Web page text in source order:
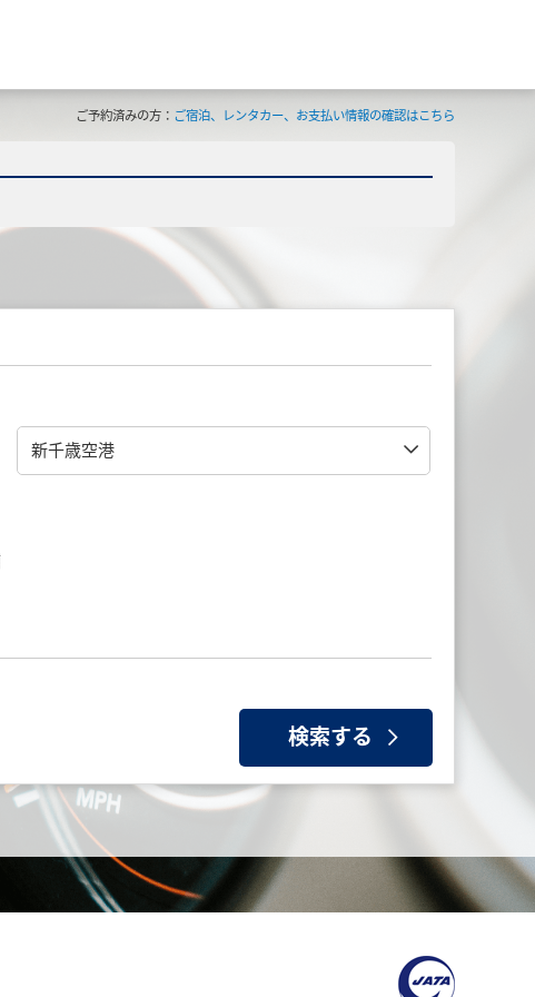
ご予約済みの方： ご宿泊、レンタカー、お支払い情報の確認はこちら